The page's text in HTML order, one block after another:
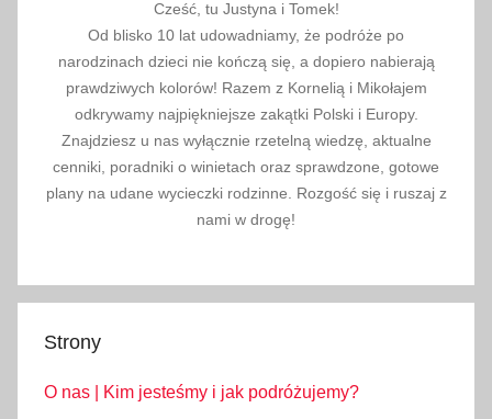
Cześć, tu Justyna i Tomek!
Od blisko 10 lat udowadniamy, że podróże po
narodzinach dzieci nie kończą się, a dopiero nabierają
prawdziwych kolorów! Razem z Kornelią i Mikołajem
odkrywamy najpiękniejsze zakątki Polski i Europy.
Znajdziesz u nas wyłącznie rzetelną wiedzę, aktualne
cenniki, poradniki o winietach oraz sprawdzone, gotowe
plany na udane wycieczki rodzinne. Rozgość się i ruszaj z
nami w drogę!
Strony
O nas | Kim jesteśmy i jak podróżujemy?